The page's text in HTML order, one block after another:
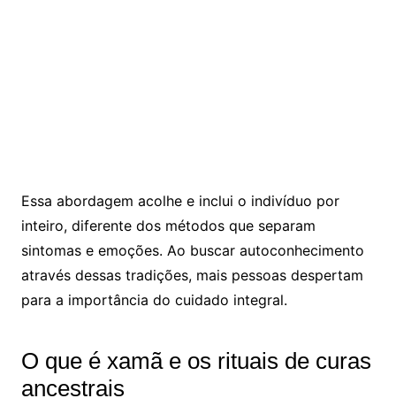
Essa abordagem acolhe e inclui o indivíduo por
inteiro, diferente dos métodos que separam
sintomas e emoções. Ao buscar autoconhecimento
através dessas tradições, mais pessoas despertam
para a importância do cuidado integral.
O que é xamã e os rituais de curas
ancestrais